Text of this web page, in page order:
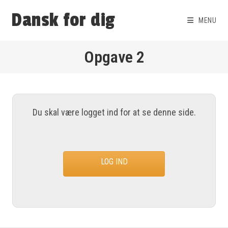
Dansk for dig MENU
Opgave 2
Du skal være logget ind for at se denne side.
LOG IND